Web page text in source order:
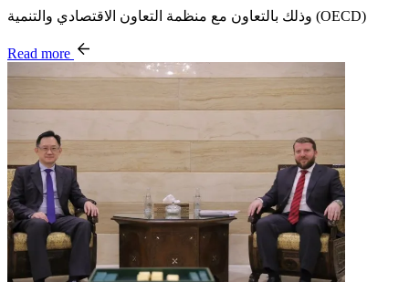
وذلك بالتعاون مع منظمة التعاون الاقتصادي والتنمية (OECD)
Read more